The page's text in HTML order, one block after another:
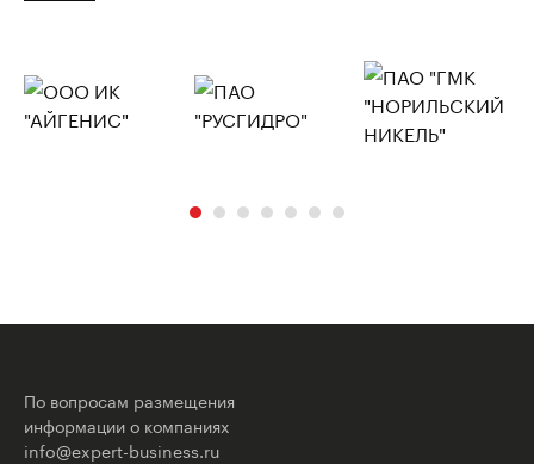
По вопросам размещения
информации о компаниях
info@expert-business.ru